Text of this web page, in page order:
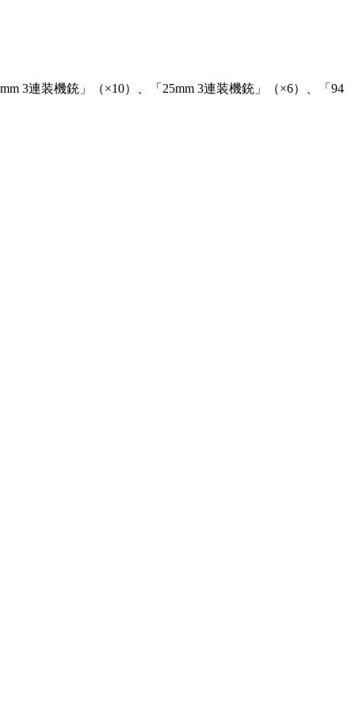
3連装機銃」（×10）、「25mm 3連装機銃」（×6）、「94